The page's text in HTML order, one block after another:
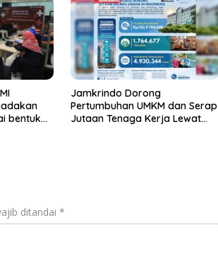
bentuk
Jamkrindo Dorong
Pertumbuhan UMKM dan Serap
Jutaan Tenaga Kerja Lewat
ditandai *